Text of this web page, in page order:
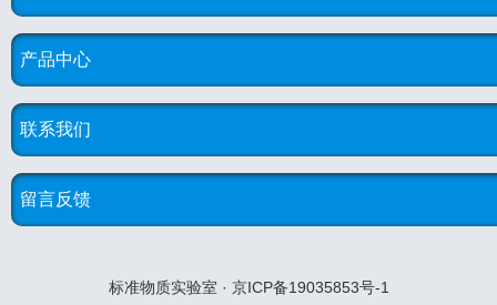
产品中心
联系我们
留言反馈
标准物质实验室 · 京ICP备19035853号-1